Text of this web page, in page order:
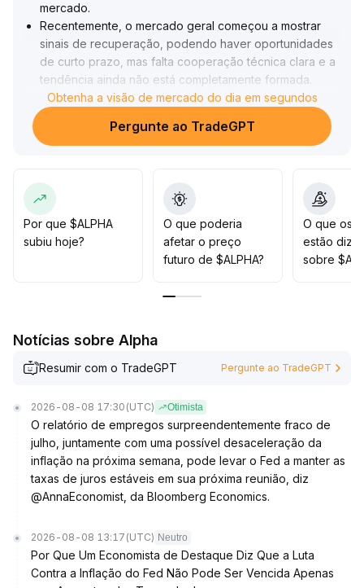
mercado.
Recentemente, o mercado geral começou a mostrar
sinais de recuperação, podendo haver oportunidades
de curto prazo, mas falta cooperação técnica clara e a
tendência ainda não está completamente formada
Recomenda-se monitorar de perto o aumento do
volume de negociação e os rompimentos dos preços-
chave (faixa de referência 0,14-0,17 USDT)
de retrocesso de sentimento neste estágio
Obtenha a visão de mercado do dia em segundos
Pergunte ao TradeGPT
Por que $ALPHA
subiu hoje?
O que poderia
afetar o preço
futuro de $ALPHA?
O que os
estão
sobre
Notícias sobre Alpha
Resumir com o TradeGPT Pergunte ao TradeGPT
2026-08-08 17:30 (UTC) Otimista
O relatório de empregos surpreendentemente fraco de
julho, juntamente com uma possível desaceleração da
inflação na próxima semana, pode levar o Fed a manter as
taxas de juros estáveis em sua próxima reunião, diz
@AnnaEconomist, da Bloomberg Economics.
2026-08-08 13:17 (UTC) Neutro
Por Que Um Economista de Destaque Diz Que a Luta
Contra a Inflação do Fed Não Pode Ser Vencida Apenas